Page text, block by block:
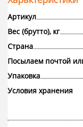
Артикул
Вес (брутто), кг
Страна
Посылаем почтой
Упаковка
Условия хранения